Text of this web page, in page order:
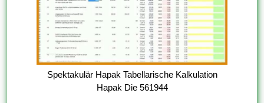
Spektakulär Hapak Tabellarische Kalkulation
Hapak Die 561944